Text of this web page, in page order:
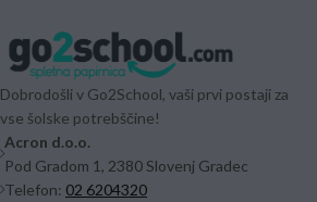
Dobrodošli v Go2School, vaši prvi postaji za
vse šolske potrebščine!
Acron d.o.o.
Pod Gradom 1, 2380 Slovenj Gradec
Telefon: 02 6204320